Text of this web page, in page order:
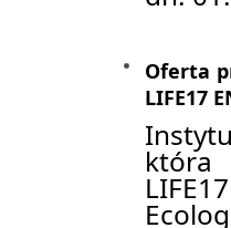
Oferta
LIFE17
która